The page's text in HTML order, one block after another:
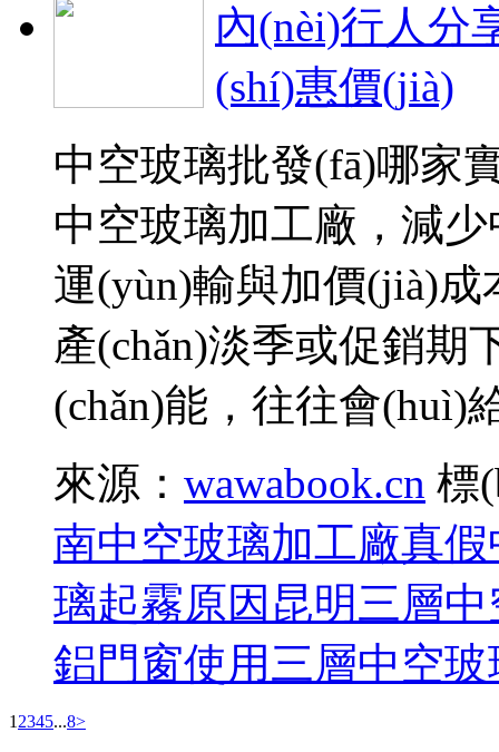
內(nèi)行人分
(shí)惠價(jià)
中空玻璃批發(fā)哪家
中空玻璃加工廠，減
運(yùn)輸與加價(jià)成
產(chǎn)淡季或促銷期下
(chǎn)能，往往會
來源： wawabook.cn 標
南中空玻璃加工廠真假
璃起霧原因 昆明三層
鋁門窗使用三層中空
1 2345...8>